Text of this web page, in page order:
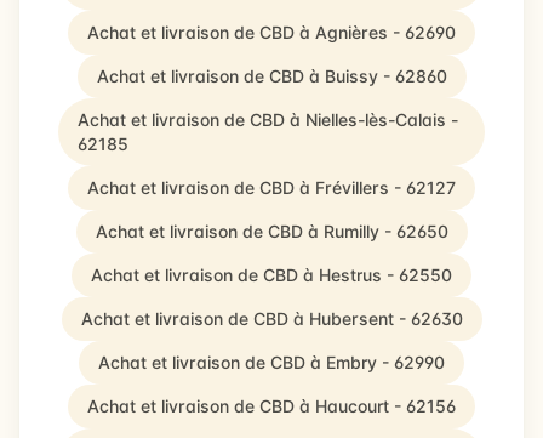
Achat et livraison de CBD à Agnières - 62690
Achat et livraison de CBD à Buissy - 62860
Achat et livraison de CBD à Nielles-lès-Calais -
62185
Achat et livraison de CBD à Frévillers - 62127
Achat et livraison de CBD à Rumilly - 62650
Achat et livraison de CBD à Hestrus - 62550
Achat et livraison de CBD à Hubersent - 62630
Achat et livraison de CBD à Embry - 62990
Achat et livraison de CBD à Haucourt - 62156